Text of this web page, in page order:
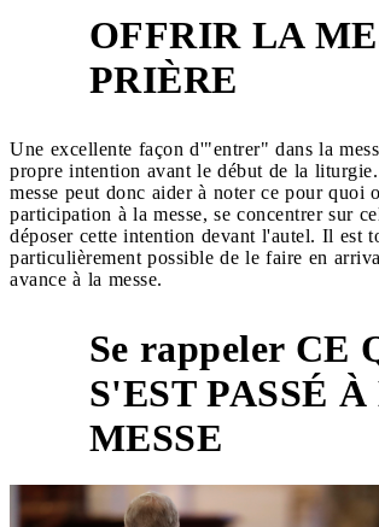
OFFRIR LA
PRIÈRE
Une excellente façon d'"entrer" dans la
propre intention avant le début de la
messe peut donc aider à noter ce pour quoi
participation à la messe, se concentrer sur
déposer cette intention devant l'autel. Il est
particulièrement possible de le faire en
avance à la messe.
Se rappeler CE
S'EST PASSÉ
MESSE